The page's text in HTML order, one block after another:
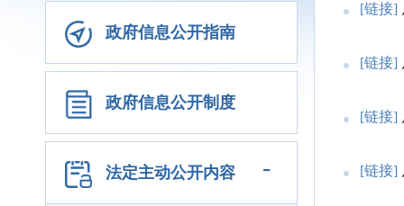
政府信息公开指南
政府信息公开制度
法定主动公开内容 -
[链接]
[链接]
[链接]
[链接]